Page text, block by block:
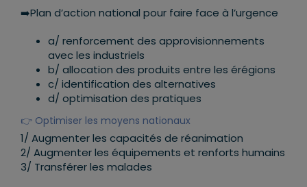
➡️Plan d’action national pour faire face à l’urgence
a/ renforcement des approvisionnements
avec les industriels
b/ allocation des produits entre les érégions
c/ identification des alternatives
d/ optimisation des pratiques
👉 Optimiser les moyens nationaux
1/ Augmenter les capacités de réanimation
2/ Augmenter les équipements et renforts humains
3/ Transférer les malades